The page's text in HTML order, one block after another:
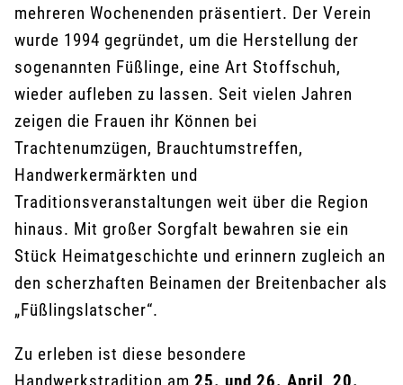
mehreren Wochenenden präsentiert. Der Verein
wurde 1994 gegründet, um die Herstellung der
sogenannten Füßlinge, eine Art Stoffschuh,
wieder aufleben zu lassen. Seit vielen Jahren
zeigen die Frauen ihr Können bei
Trachtenumzügen, Brauchtumstreffen,
Handwerkermärkten und
Traditionsveranstaltungen weit über die Region
hinaus. Mit großer Sorgfalt bewahren sie ein
Stück Heimatgeschichte und erinnern zugleich an
den scherzhaften Beinamen der Breitenbacher als
„Füßlingslatscher“.
Zu erleben ist diese besondere